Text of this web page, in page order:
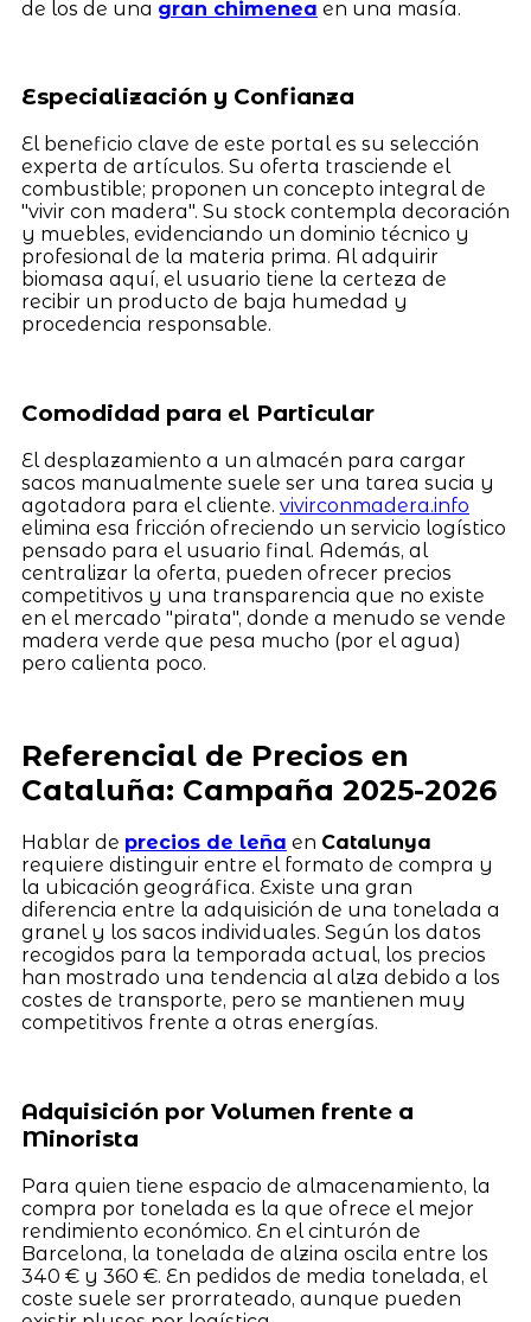
de los de una gran chimenea en una masía.
Especialización y Confianza
El beneficio clave de este portal es su selección
experta de artículos. Su oferta trasciende el
combustible; proponen un concepto integral de
"vivir con madera". Su stock contempla decoración
y muebles, evidenciando un dominio técnico y
profesional de la materia prima. Al adquirir
biomasa aquí, el usuario tiene la certeza de
recibir un producto de baja humedad y
procedencia responsable.
Comodidad para el Particular
El desplazamiento a un almacén para cargar
sacos manualmente suele ser una tarea sucia y
agotadora para el cliente. vivirconmadera.info
elimina esa fricción ofreciendo un servicio logístico
pensado para el usuario final. Además, al
centralizar la oferta, pueden ofrecer precios
competitivos y una transparencia que no existe
en el mercado "pirata", donde a menudo se vende
madera verde que pesa mucho (por el agua)
pero calienta poco.
Referencial de Precios en
Cataluña: Campaña 2025-2026
Hablar de precios de leña en Catalunya
requiere distinguir entre el formato de compra y
la ubicación geográfica. Existe una gran
diferencia entre la adquisición de una tonelada a
granel y los sacos individuales. Según los datos
recogidos para la temporada actual, los precios
han mostrado una tendencia al alza debido a los
costes de transporte, pero se mantienen muy
competitivos frente a otras energías.
Adquisición por Volumen frente a
Minorista
Para quien tiene espacio de almacenamiento, la
compra por tonelada es la que ofrece el mejor
rendimiento económico. En el cinturón de
Barcelona, la tonelada de alzina oscila entre los
340 € y 360 €. En pedidos de media tonelada, el
coste suele ser prorrateado, aunque pueden